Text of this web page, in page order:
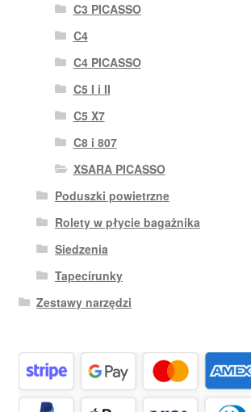
C3 PICASSO
C4
C4 PICASSO
C5 I i II
C5 X7
C8 i 807
XSARA PICASSO
Poduszki powietrzne
Rolety w płycie bagażnika
Siedzenia
Tapecírunky
Zestawy narzędzi